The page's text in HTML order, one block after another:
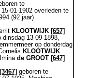
te
01-1902 overleden te
(92 jaar)
KLOOTWIJK [657]
dinsdag 13-09-1898,
op donderdag
KLOOTWIJK
de GROOT [647]
[3467] geboren te